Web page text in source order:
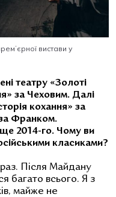
вистави у
театру «Золоті
за Чеховим. Далі
кохання» за
Франком.
ще 2014-го. Чому ви
класиками?
Після Майдану
багато всього. Я з
майже не